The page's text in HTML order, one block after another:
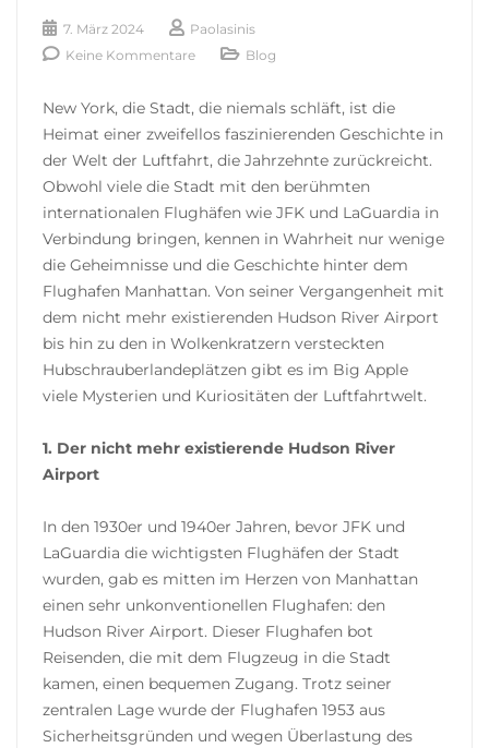
7. März 2024
Paolasinis
Keine Kommentare
Blog
New York, die Stadt, die niemals schläft, ist die
Heimat einer zweifellos faszinierenden Geschichte in
der Welt der Luftfahrt, die Jahrzehnte zurückreicht.
Obwohl viele die Stadt mit den berühmten
internationalen Flughäfen wie JFK und LaGuardia in
Verbindung bringen, kennen in Wahrheit nur wenige
die Geheimnisse und die Geschichte hinter dem
Flughafen Manhattan. Von seiner Vergangenheit mit
dem nicht mehr existierenden Hudson River Airport
bis hin zu den in Wolkenkratzern versteckten
Hubschrauberlandeplätzen gibt es im Big Apple
viele Mysterien und Kuriositäten der Luftfahrtwelt.
1. Der nicht mehr existierende Hudson River
Airport
In den 1930er und 1940er Jahren, bevor JFK und
LaGuardia die wichtigsten Flughäfen der Stadt
wurden, gab es mitten im Herzen von Manhattan
einen sehr unkonventionellen Flughafen: den
Hudson River Airport. Dieser Flughafen bot
Reisenden, die mit dem Flugzeug in die Stadt
kamen, einen bequemen Zugang. Trotz seiner
zentralen Lage wurde der Flughafen 1953 aus
Sicherheitsgründen und wegen Überlastung des